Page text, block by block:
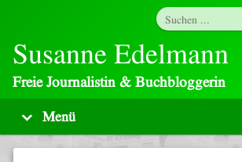
Susanne Edelmann
Freie Journalistin & Buchbloggerin